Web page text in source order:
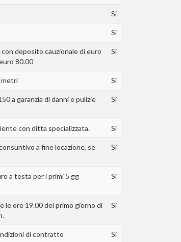
Si
Si
deposito cauzionale di euro
80.00
Si
metri Si
a garanzia di danni e pulizie
Si
con ditta specializzata. Si
a fine locazione, se
Si
a testa per i primi 5 gg
Si
le ore 19.00 del primo giorno di
Si
di contratto Si